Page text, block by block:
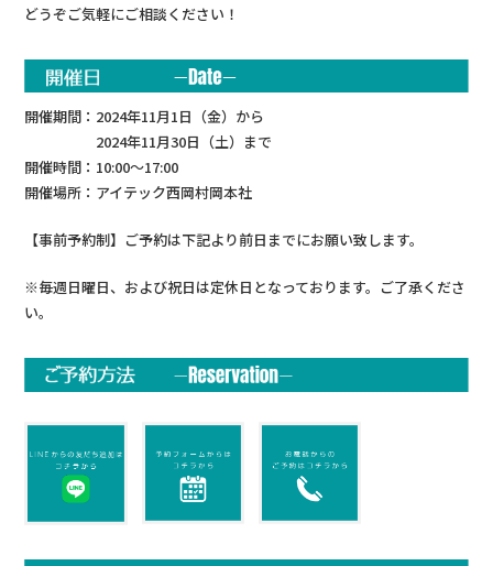
どうぞご気軽にご相談ください！
開催期間：2024年11月1日（金）から
2024年11月30日（土）まで
開催時間：10:00～17:00
開催場所：アイテック西岡村岡本社
【事前予約制】ご予約は下記より前日までにお願い致します。
※毎週日曜日、および祝日は定休日となっております。ご了承くださ
い。